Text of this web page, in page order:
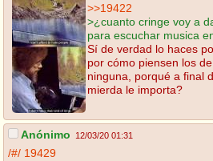
>>19422
>¿cuanto cringe voy a
para escuchar musica
Sí de verdad lo haces
por cómo piensen los
ninguna, porqué a final
mierda le importa?
Anónimo 12/03/20 01:31
/#/ 19429